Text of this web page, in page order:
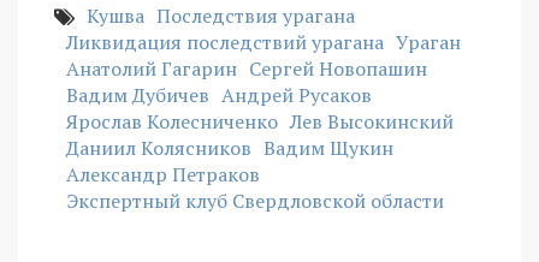
Кушва Последствия урагана
Ликвидация последствий урагана Ураган
Анатолий Гагарин Сергей Новопашин
Вадим Дубичев Андрей Русаков
Ярослав Колесниченко Лев Высокинский
Даниил Колясников Вадим Щукин
Александр Петраков
Экспертный клуб Свердловской области